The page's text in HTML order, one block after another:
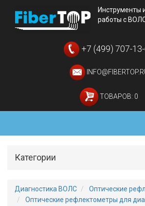
Инструменты
работы с
+7 (499) 707-
ТОВАРОВ: 0
Категории
Диагностика ВОЛС
Оптические
Оптические рефлектометры для